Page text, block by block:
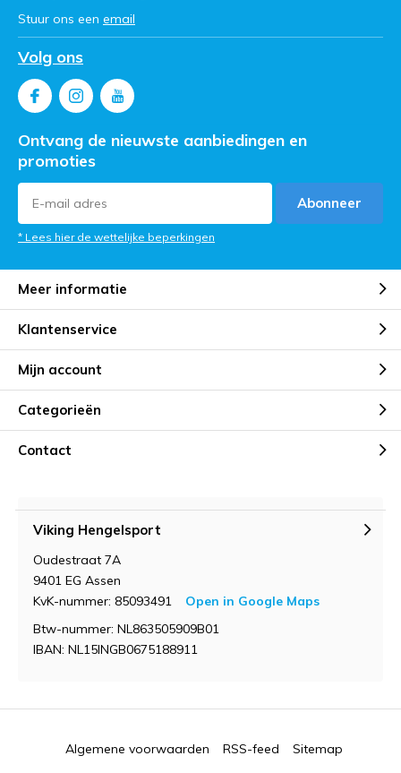
Stuur ons een email
Volg ons
Ontvang de nieuwste aanbiedingen en
promoties
Abonneer
* Lees hier de wettelijke beperkingen
Meer informatie
Klantenservice
Mijn account
Categorieën
Contact
Viking Hengelsport
Oudestraat 7A
9401 EG Assen
KvK-nummer: 85093491
Open in Google Maps
Btw-nummer: NL863505909B01
IBAN: NL15INGB0675188911
Algemene voorwaarden RSS-feed Sitemap